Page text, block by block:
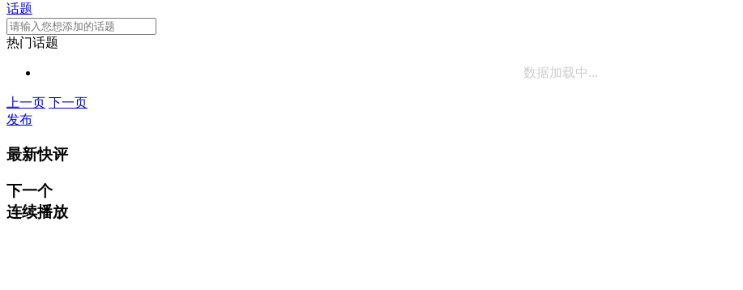
话题
热门话题
数据加载中...
上一页 下一页
发布
最新快评
下一个
连续播放